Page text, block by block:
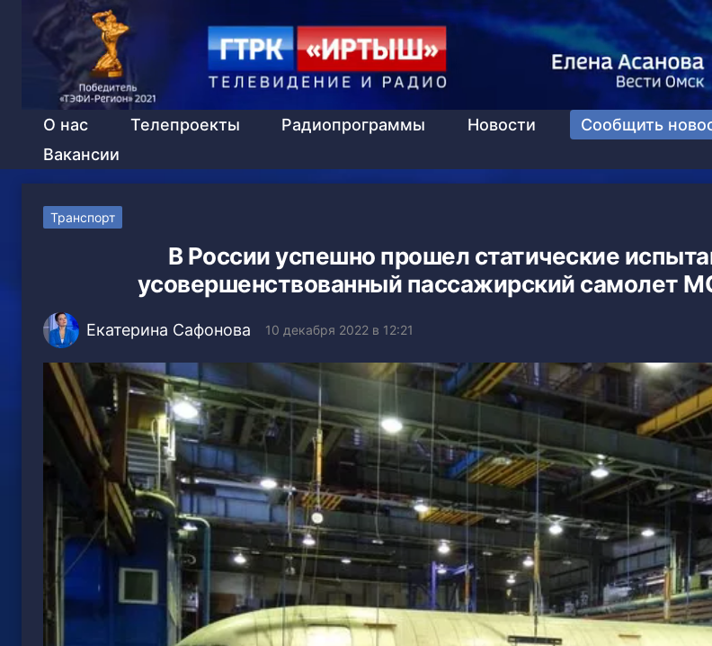
О нас Телепроекты Радиопрограммы Новости Сообщить
Вакансии
Транспорт
В России успешно прошел статические
усовершенствованный пассажирский самолет
Екатерина Сафонова 10 декабря 2022 в 12:21